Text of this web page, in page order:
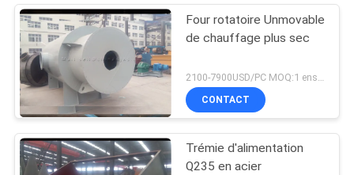
Four rotatoire Unmovable
de chauffage plus sec
2100-7900USD/PC MOQ:1 ensemble
CONTACT
Trémie d'alimentation
Q235 en acier